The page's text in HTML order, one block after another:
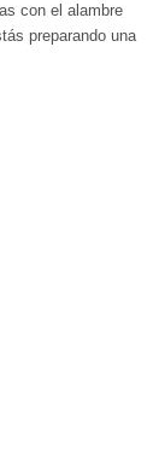
con el alambre
preparando una